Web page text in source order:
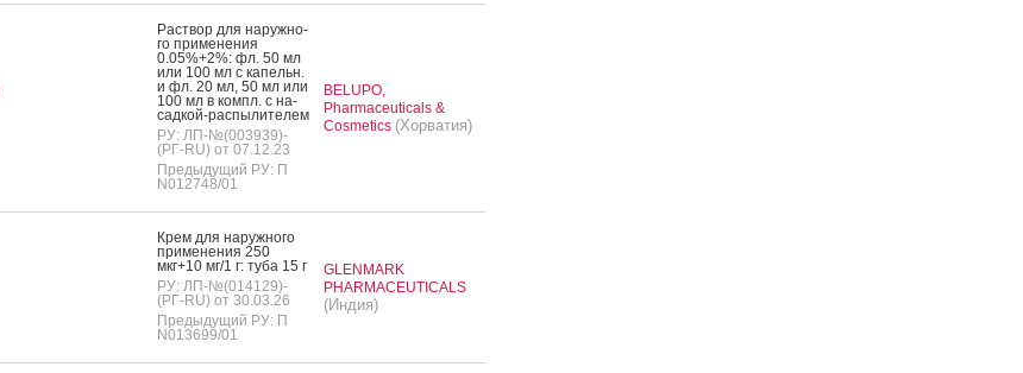
Рас­твор для на­руж­но­
го при­мене­ния
0.05%+2%: фл. 50 мл
или 100 мл с ка­пельн.
и фл. 20 мл, 50 мл или
100 мл в компл. с на­
сад­кой-рас­пы­лите­лем
РУ: ЛП-№(003939)-
(РГ-RU) от 07.12.23
Предыдущий РУ: П
N012748/01
BELUPO,
Pharmaceuticals &
Cosmetics (Хорватия)
Крем для на­руж­но­го
при­мене­ния 250
мкг+10 мг/1 г: ту­ба 15 г
РУ: ЛП-№(014129)-
(РГ-RU) от 30.03.26
Предыдущий РУ: П
N013699/01
GLENMARK
PHARMACEUTICALS
(Индия)